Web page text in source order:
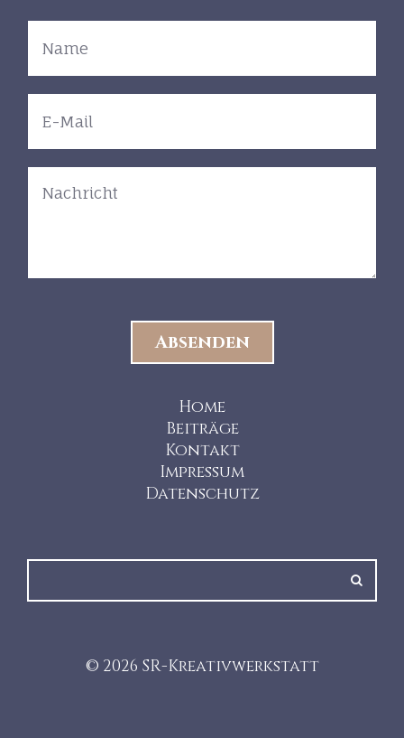
Home
Beiträge
Kontakt
Impressum
Datenschutz
© 2026 SR-Kreativwerkstatt